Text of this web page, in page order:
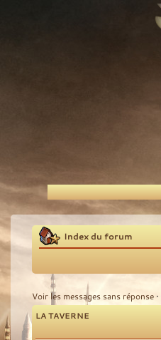
Recherche
Index du forum
Voir les messages sans réponse •
LA TAVERNE